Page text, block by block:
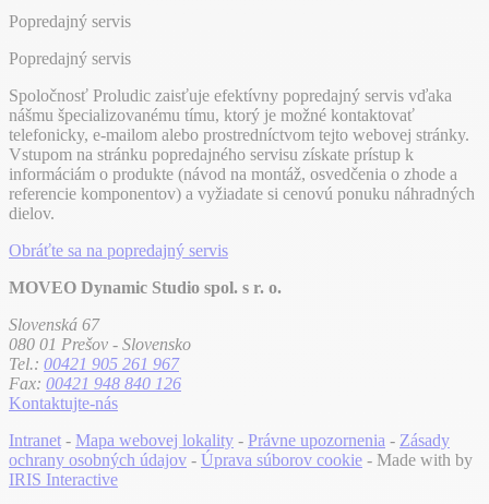
Popredajný servis
Popredajný servis
Spoločnosť Proludic zaisťuje efektívny popredajný servis vďaka
nášmu špecializovanému tímu, ktorý je možné kontaktovať
telefonicky, e-mailom alebo prostredníctvom tejto webovej stránky.
Vstupom na stránku popredajného servisu získate prístup k
informáciám o produkte (návod na montáž, osvedčenia o zhode a
referencie komponentov) a vyžiadate si cenovú ponuku náhradných
dielov.
Obráťte sa na popredajný servis
MOVEO Dynamic Studio spol. s r. o.
Slovenská 67
080 01 Prešov - Slovensko
Tel.: 00421 905 261 967
Fax: 00421 948 840 126
Kontaktujte-nás
Intranet - Mapa webovej lokality - Právne upozornenia - Zásady
ochrany osobných údajov - Úprava súborov cookie - Made with by
IRIS Interactive